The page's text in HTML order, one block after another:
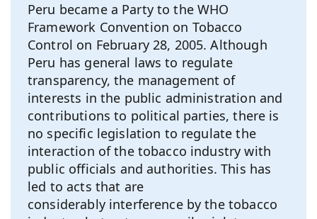
Peru became a Party to the WHO
Framework Convention on Tobacco
Control on February 28, 2005. Although
Peru has general laws to regulate
transparency, the management of
interests in the public administration and
contributions to political parties, there is
no specific legislation to regulate the
interaction of the tobacco industry with
public officials and authorities. This has
led to acts that are
considerably interference by the tobacco